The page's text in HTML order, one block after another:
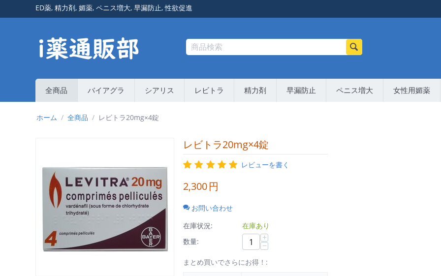
ED薬, 精力剤, 媚薬, ペニス増大, 早漏防止,性欲促進
全商品 バイアグラ シアリス レビトラ 精力剤 早漏防止 ペニス増大 女性用媚薬
ホーム / 全商品 / レビトラ20mg×4錠
レビトラ20mg×4錠
レビューを書く
2,300円
お問い合わせ
在庫状況:
在庫あり
数量:
+
−
まとめ買いでさらにお得！: